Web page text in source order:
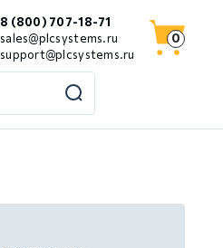
8 (800) 707-18-71
sales@plcsystems.ru
support@plcsystems.ru
0